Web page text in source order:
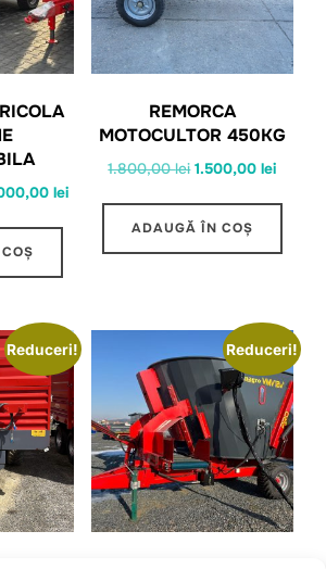
leiPrețul
REMORCA
MOTOCULTOR 450KG
1.800,00lei Prețul
a
1.500,00leiPrețul
ADAUGĂ ÎN COȘ
Reduceri! Reduceri!